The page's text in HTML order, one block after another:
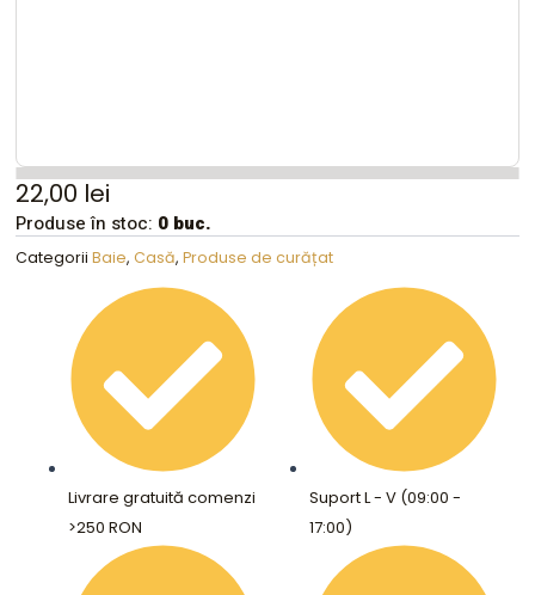
22,00 lei
Produse în stoc: 0 buc.
Categorii Baie,Casă,Produse de curățat
Livrare gratuită comenzi
>250 RON
Suport L - V (09:00 -
17:00)